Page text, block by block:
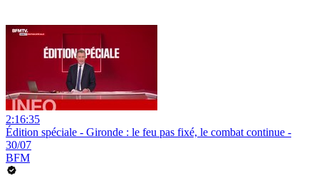
2:16:35
Édition spéciale - Gironde : le feu pas fixé, le combat continue -
30/07
BFM